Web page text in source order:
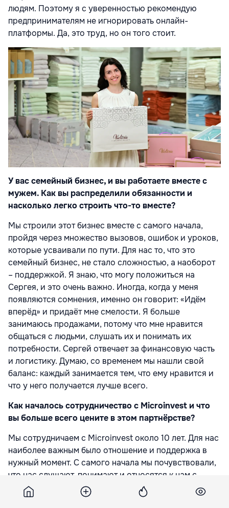
людям. Поэтому я с уверенностью рекомендую
предпринимателям не игнорировать онлайн-
платформы. Да, это труд, но он того стоит.
У вас семейный бизнес, и вы работаете вместе с
мужем. Как вы распределили обязанности и
насколько легко строить что-то вместе?
Мы строили этот бизнес вместе с самого начала,
пройдя через множество вызовов, ошибок и уроков,
которые усваивали по пути. Для нас то, что это
семейный бизнес, не стало сложностью, а наоборот
– поддержкой. Я знаю, что могу положиться на
Сергея, и это очень важно. Иногда, когда у меня
появляются сомнения, именно он говорит: «Идём
вперёд» и придаёт мне смелости. Я больше
занимаюсь продажами, потому что мне нравится
общаться с людьми, слушать их и понимать их
потребности. Сергей отвечает за финансовую часть
и логистику. Думаю, со временем мы нашли свой
баланс: каждый занимается тем, что ему нравится и
что у него получается лучше всего.
Как началось сотрудничество с Microinvest и что
вы больше всего цените в этом партнёрстве?
Мы сотрудничаем с Microinvest около 10 лет. Для нас
наиболее важным было отношение и поддержка в
нужный момент. С самого начала мы почувствовали,
что нас слушают, понимают и относятся к нам с
доверием. Microinvest был рядом с нами и в хорошие
времена, и в более сложные моменты, а для